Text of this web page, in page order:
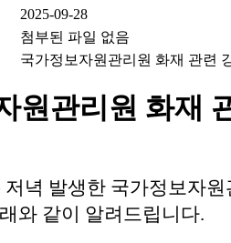
2025-09-28
첨부된 파일 없음
국가정보자원관리원 화재 관련
원관리원 화재
저녁 발생한 국가정보자
와 같이 알려드립니다.